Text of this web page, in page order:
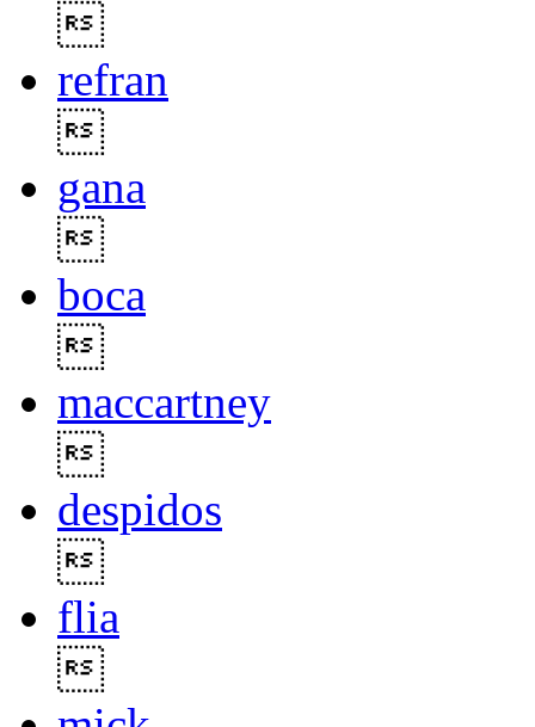
refran
gana
boca
maccartney
despidos
flia